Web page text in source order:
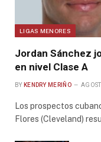
LIGAS MENORES
Jordan Sánchez
en nivel Clase A
BY KENDRY MERIÑO
Los prospectos
Flores (Cleveland)